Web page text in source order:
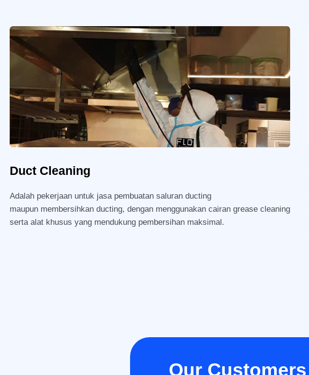
Duct Cleaning
Adalah pekerjaan untuk jasa pembuatan saluran ducting
maupun membersihkan ducting, dengan menggunakan cairan grease cleaning
serta alat khusus yang mendukung pembersihan maksimal.
Our Customers